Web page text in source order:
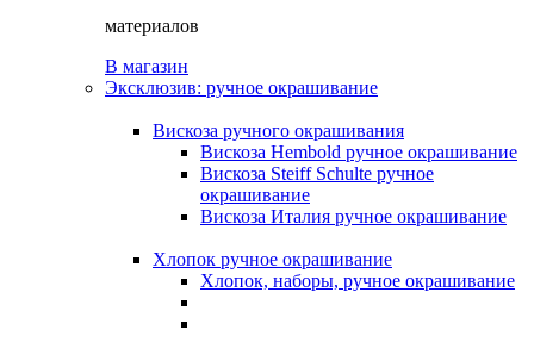
материалов
В магазин
Эксклюзив: ручное окрашивание
Вискоза ручного окрашивания
Вискоза Hembold ручное окрашивание
Вискоза Steiff Schulte ручное
окрашивание
Вискоза Италия ручное окрашивание
Хлопок ручное окрашивание
Хлопок, наборы, ручное окрашивание